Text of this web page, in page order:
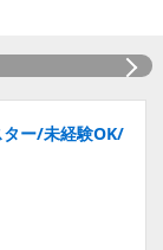
ター/未経験OK/